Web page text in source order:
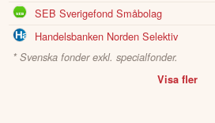
SEB Sverigefond Småbolag
Handelsbanken Norden Selektiv
* Svenska fonder exkl. specialfonder.
Visa fler